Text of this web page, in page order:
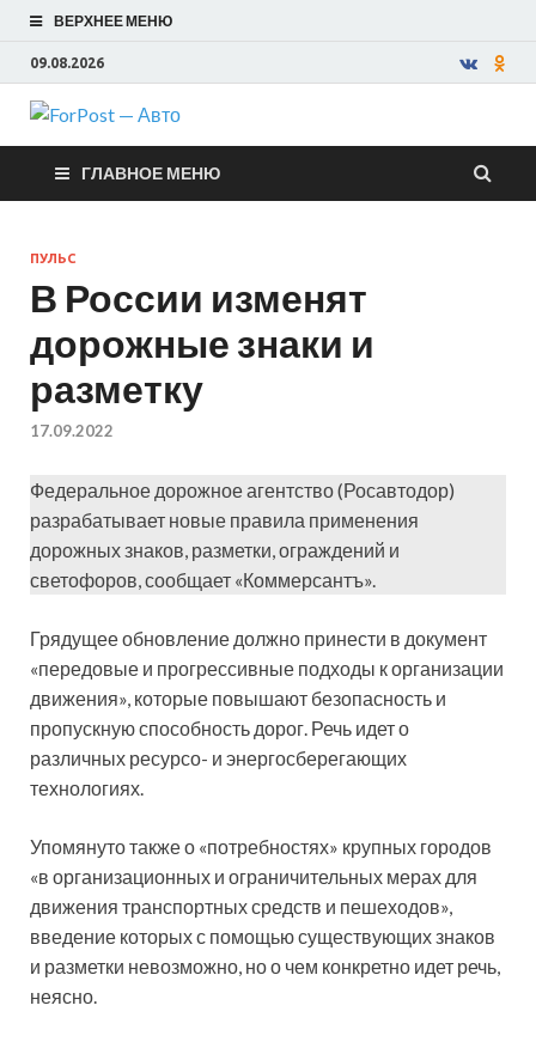
ВЕРХНЕЕ МЕНЮ
09.08.2026
ForPost —
Авто
ГЛАВНОЕ МЕНЮ
ПУЛЬС
В России изменят
дорожные знаки и
разметку
17.09.2022
Федеральное дорожное агентство (Росавтодор)
разрабатывает новые правила применения
дорожных знаков, разметки, ограждений и
светофоров, сообщает «Коммерсантъ».
Грядущее обновление должно принести в документ
«передовые и прогрессивные подходы к организации
движения», которые повышают безопасность и
пропускную способность дорог. Речь идет о
различных ресурсо- и энергосберегающих
технологиях.
Упомянуто также о «потребностях» крупных городов
«в организационных и ограничительных мерах для
движения транспортных средств и пешеходов»,
введение которых с помощью существующих знаков
и разметки невозможно, но о чем конкретно идет речь,
неясно.